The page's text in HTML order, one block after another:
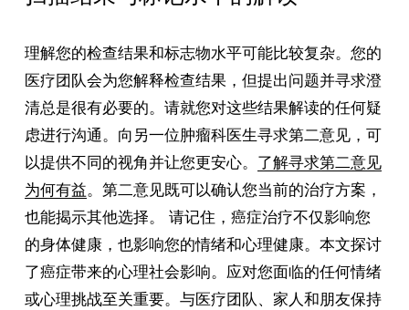
理解您的检查结果和标志物水平可能比较复杂。您的
医疗团队会为您解释检查结果，但提出问题并寻求澄
清总是很有必要的。请就您对这些结果解读的任何疑
虑进行沟通。向另一位肿瘤科医生寻求第二意见，可
以提供不同的视角并让您更安心。 了解寻求第二意见
为何有益。第二意见既可以确认您当前的治疗方案，
也能揭示其他选择。 请记住，癌症治疗不仅影响您
的身体健康，也影响您的情绪和心理健康。本文探讨
了癌症带来的心理社会影响。应对您面临的任何情绪
或心理挑战至关重要。与医疗团队、家人和朋友保持